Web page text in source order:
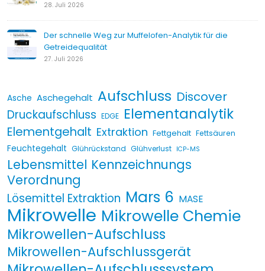
28. Juli 2026
Der schnelle Weg zur Muffelofen-Analytik für die
Getreidequalität
27. Juli 2026
Asche Aschegehalt Aufschluss Discover
Druckaufschluss EDGE Elementanalytik
Elementgehalt Extraktion Fettgehalt Fettsäuren
Feuchtegehalt Glührückstand Glühverlust ICP-MS
Lebensmittel Kennzeichnungs
Verordnung
Lösemittel Extraktion Mars 6 MASE
Mikrowelle Mikrowelle Chemie
Mikrowellen-Aufschluss
Mikrowellen-Aufschlussgerät